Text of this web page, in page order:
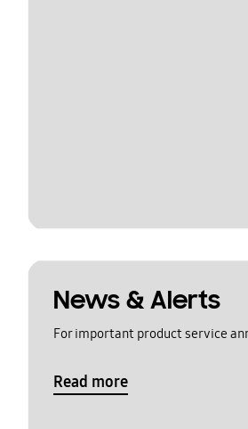
News & Alerts
For important product service
Read more